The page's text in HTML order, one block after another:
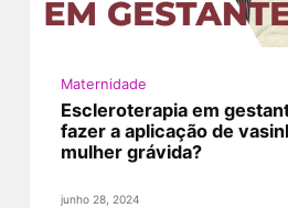
Maternidade
Escleroterapia em
fazer a aplicação de
mulher grávida?
junho 28, 2024